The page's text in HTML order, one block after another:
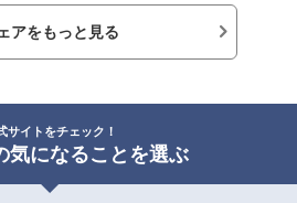
アをもっと見る
サイトをチェック！
気になることを選ぶ